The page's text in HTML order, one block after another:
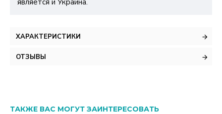
является и Украина.
ХАРАКТЕРИСТИКИ
ОТЗЫВЫ
ТАКЖЕ ВАС МОГУТ ЗАИНТЕРЕСОВАТЬ